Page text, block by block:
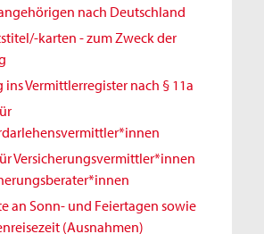
nach Deutschland
karten - zum Zweck der
ins Vermittlerregister nach § 11a
Versicherungsvermittler*innen
an Sonn- und Feiertagen sowie
(Ausnahmen)